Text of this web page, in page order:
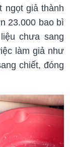
ngọt giả thành
23.000 bao bì
chưa sang
làm giả như
chiết, đóng